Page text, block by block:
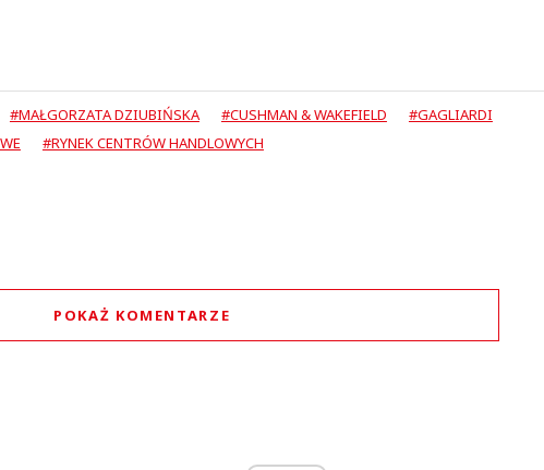
#MAŁGORZATA DZIUBIŃSKA #CUSHMAN & WAKEFIELD
#GAGLIARDI
#RYNEK CENTRÓW HANDLOWYCH
POKAŻ KOMENTARZE